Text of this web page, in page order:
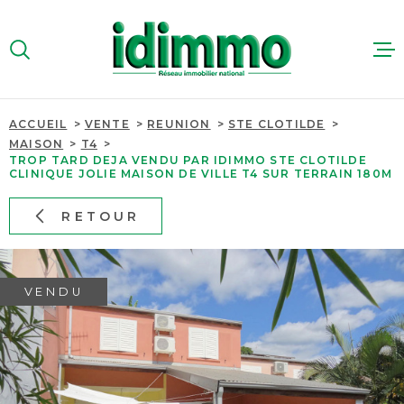
la
menu
contenu
ACHETER
LOUER
ESTIMER
QUI
ACCUEIL VENTE REUNION
STE CLOTILDE
MAISON
T4
TROP TARD DEJA VENDU PAR IDIMMO STE CLOTILDE
CLINIQUE JOLIE MAISON DE VILLE T4 SUR TERRAIN 180M
RETOUR
VENDU
VOTRE
RECHERCHE
TYPE
D'OFFRE
VENTE
BIEN
PAYS
PAYS
VILLE
VILLE
Budget